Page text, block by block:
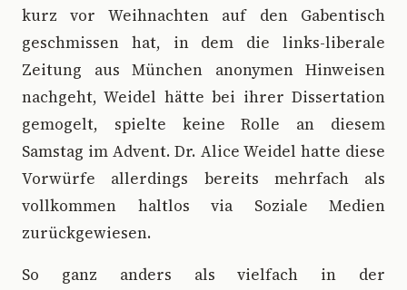
kurz vor Weihnachten auf den Gabentisch
geschmissen hat, in dem die links-liberale
Zeitung aus München anonymen Hinweisen
nachgeht, Weidel hätte bei ihrer Dissertation
gemogelt, spielte keine Rolle an diesem
Samstag im Advent. Dr. Alice Weidel hatte diese
Vorwürfe allerdings bereits mehrfach als
vollkommen haltlos via Soziale Medien
zurückgewiesen.
So ganz anders als vielfach in der